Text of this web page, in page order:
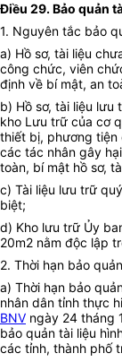
Điều 29. Bảo quản
1. Nguyên tắc bảo
a) Hồ sơ, tài liệu
công chức, viên
định về bí mật, an
b) Hồ sơ, tài liệu
kho Lưu trữ của cơ
thiết bị, phương tiện
các tác nhân gây
toàn, bí mật hồ sơ,
c) Tài liệu lưu trữ
biệt;
d) Kho lưu trữ Ủy
20m2 nằm độc lập
2. Thời hạn bảo
a) Thời hạn bảo
nhân dân tỉnh thực
BNV ngày 24 tháng
bảo quản tài liệu
các tỉnh, thành phố